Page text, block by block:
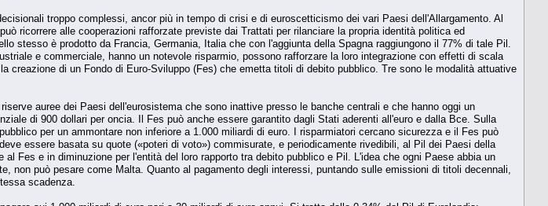
troppo complessi, ancor più in tempo di crisi e di euroscetticismo dei vari Paesi dell'Allargamento. Al
ricorrere alle cooperazioni rafforzate previste dai Trattati per rilanciare la propria identità politica ed
stesso è prodotto da Francia, Germania, Italia che con l'aggiunta della Spagna raggiungono il 77% di tale Pil.
e commerciale, hanno un notevole risparmio, possono rafforzare la loro integrazione con effetti di scala
creazione di un Fondo di Euro-Sviluppo (Fes) che emetta titoli di debito pubblico. Tre sono le modalità attuative
auree dei Paesi dell'eurosistema che sono inattive presso le banche centrali e che hanno oggi un
di 900 dollari per oncia. Il Fes può anche essere garantito dagli Stati aderenti all'euro e dalla Bce. Sulla
per un ammontare non inferiore a 1.000 miliardi di euro. I risparmiatori cercano sicurezza e il Fes può
essere basata su quote («poteri di voto») commisurate, e periodicamente rivedibili, al Pil dei Paesi della
Fes e in diminuzione per l'entità del loro rapporto tra debito pubblico e Pil. L'idea che ogni Paese abbia un
non può pesare come Malta. Quanto al pagamento degli interessi, puntando sulle emissioni di titoli decennali,
scadenza.